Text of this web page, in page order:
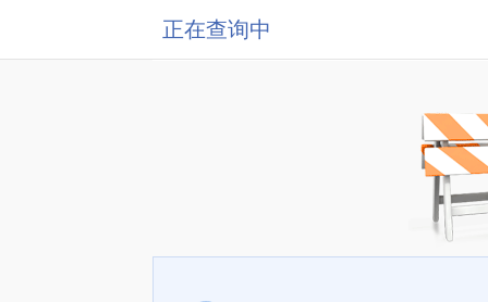
正在查询中